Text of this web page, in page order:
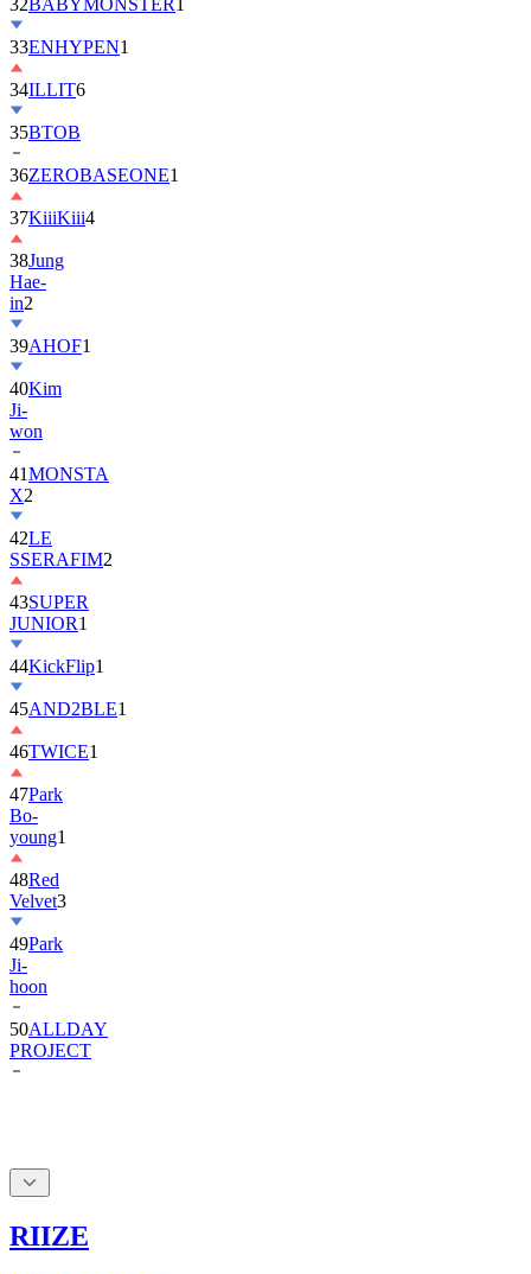
32 BABYMONSTER
33ENHYPEN1
34ILLIT6
35BTOB
36ZEROBASEONE1
37KiiiKiii4
38Jung
Hae-
in2
39AHOF1
40Kim
Ji-
won
41MONSTA
X2
42LE
SSERAFIM2
43SUPER
JUNIOR1
44KickFlip1
45AND2BLE1
46TWICE1
47Park
Bo-
young1
48Red
Velvet3
49Park
Ji-
hoon
50ALLDAY
PROJECT
RIIZE